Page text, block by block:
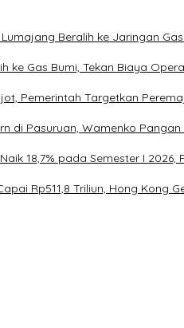
Beralih ke Jaringan
ke Gas Bumi, Tekan Biaya
Pemerintah Targetkan
di Pasuruan, Wamenko
18,7% pada Semester I
Rp511,8 Triliun, Hong Kong